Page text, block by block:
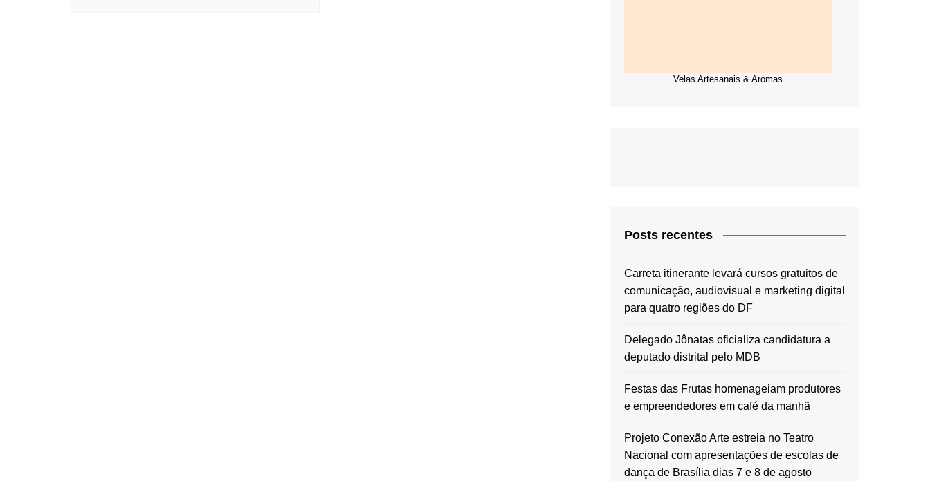
Velas Artesanais & Aromas
Posts recentes
Carreta itinerante levará cursos gratuitos de
comunicação, audiovisual e marketing digital
para quatro regiões do DF
Delegado Jônatas oficializa candidatura a
deputado distrital pelo MDB
Festas das Frutas homenageiam produtores
e empreendedores em café da manhã
Projeto Conexão Arte estreia no Teatro
Nacional com apresentações de escolas de
dança de Brasília dias 7 e 8 de agosto